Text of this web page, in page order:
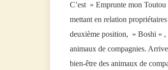
C’est » Emprunte mon
mettant en relation
deuxième position, » Boshi « ,
animaux de compagnies.
bien-être des animaux de